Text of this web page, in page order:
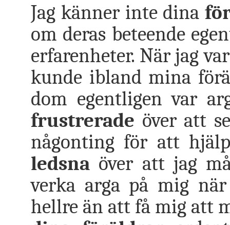
Jag känner inte dina
om deras beteende
erfarenheter. När jag
kunde ibland mina
dom egentligen var
frustrerade över att
någonting för att
ledsna över att jag
verka arga på mig
hellre än att få mig att